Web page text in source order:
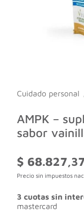
Cuidado personal
AMPK –
sabor
$ 68.827,37
Precio sin impuestos
3 cuotas sin
mastercard